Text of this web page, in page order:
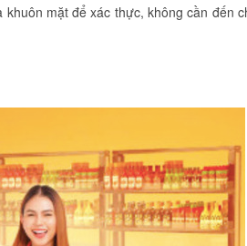
mặt để xác thực, không cần đến